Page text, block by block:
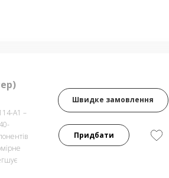
А1 –
Швидке замовлення
Придбати